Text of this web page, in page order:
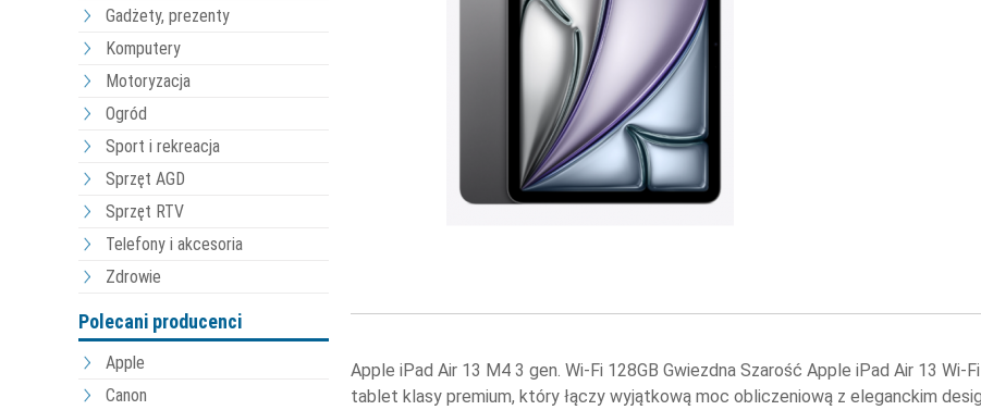
Gadżety, prezenty
Komputery
Motoryzacja
Ogród
Sport i rekreacja
Sprzęt AGD
Sprzęt RTV
Telefony i akcesoria
Zdrowie
Polecani producenci
Apple
Canon
Apple iPad Air 13 M4 3 gen. Wi-Fi 128GB Gwiezdna Szarość Apple iPad Air 13
tablet klasy premium, który łączy wyjątkową moc obliczeniową z eleganckim